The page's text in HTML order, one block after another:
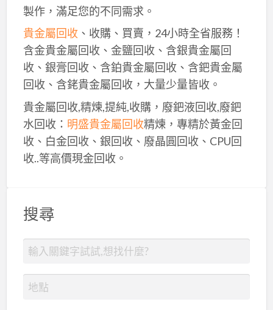
製作，滿足您的不同需求。
貴金屬回收、收購、買賣，24小時全省服務！
含金貴金屬回收、金鹽回收、含銀貴金屬回
收、銀膏回收、含鉑貴金屬回收、含鈀貴金屬
回收、含銠貴金屬回收，大量少量皆收。
貴金屬回收,精煉,提純,收購，廢鈀液回收,廢鈀
水回收： 明盛貴金屬回收精煉，專精於黃金回
收、白金回收、銀回收、廢晶圓回收、CPU回
收..等高價現金回收。
搜尋